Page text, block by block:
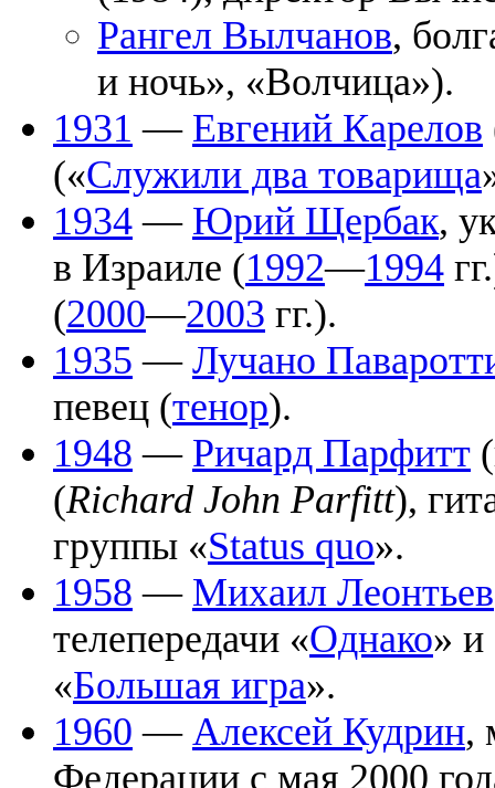
Рангел Вылчанов,
и ночь», «Волчица»).
1931 — Евгений Карелов
(«Служили два товарища
1934 — Юрий Щербак,
в Израиле (1992—1994
(2000—2003 гг.).
1935 — Лучано
певец (тенор).
1948 — Ричард Парфитт
(Richard John Parfitt),
группы «Status quo».
1958 — Михаил Леонтьев
телепередачи «Однако» и
«Большая игра».
1960 — Алексей Кудрин,
Федерации с мая 2000